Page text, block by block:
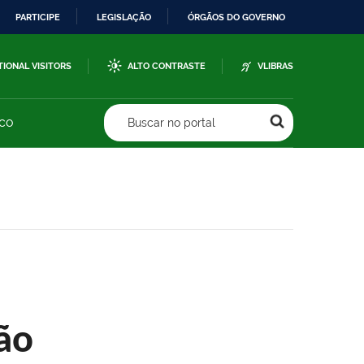
PARTICIPE LEGISLAÇÃO ÓRGÃOS DO GOVERNO
VISITORS ALTO CONTRASTE VLIBRAS
Buscar no portal